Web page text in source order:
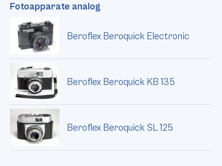
Fotoapparate analog
Beroflex Beroquick Electronic
Beroflex Beroquick KB 135
Beroflex Beroquick SL 125